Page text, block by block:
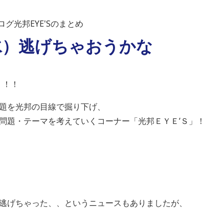
グ光邦EYE'Sのまとめ
逃げちゃおうかな
！
を光邦の目線で掘り下げ、
題・テーマを考えていくコーナー「光邦ＥＹＥ’Ｓ」！
げちゃった、、というニュースもありましたが、